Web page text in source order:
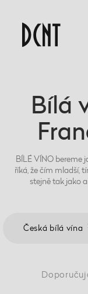
Bílá
BÍLÉ VÍNO bereme
říká, že čím mladší,
stejně tak jako
Česká bílá vína